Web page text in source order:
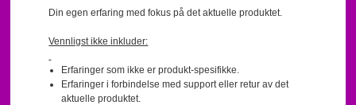
Din egen erfaring med fokus på det aktuelle produktet.
Vennligst ikke inkluder:
Erfaringer som ikke er produkt-spesifikke.
Erfaringer i forbindelse med support eller retur av det
aktuelle produktet.